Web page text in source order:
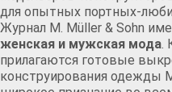
для опытных портных-
Журнал M. Müller & Sohn
женская и мужская мода.
прилагаются готовые
конструирования одежды